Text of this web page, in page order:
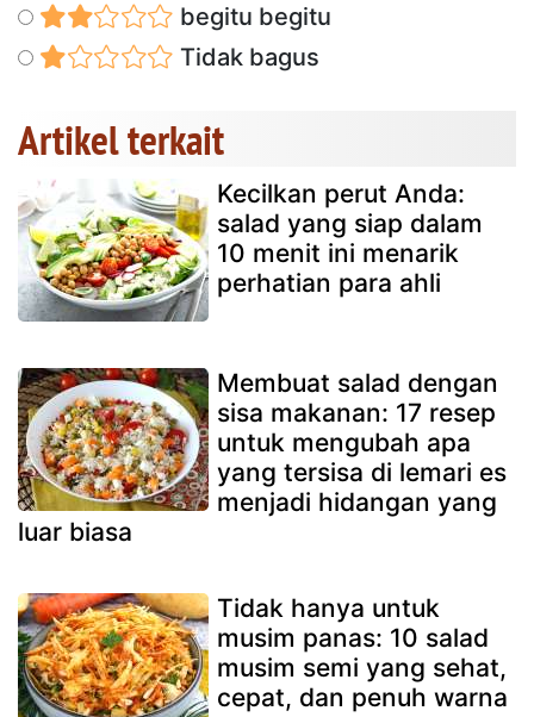
begitu begitu
Tidak bagus
Artikel terkait
Kecilkan perut Anda:
salad yang siap dalam
10 menit ini menarik
perhatian para ahli
Membuat salad dengan
sisa makanan: 17 resep
untuk mengubah apa
yang tersisa di lemari es
menjadi hidangan yang
luar biasa
Tidak hanya untuk
musim panas: 10 salad
musim semi yang sehat,
cepat, dan penuh warna